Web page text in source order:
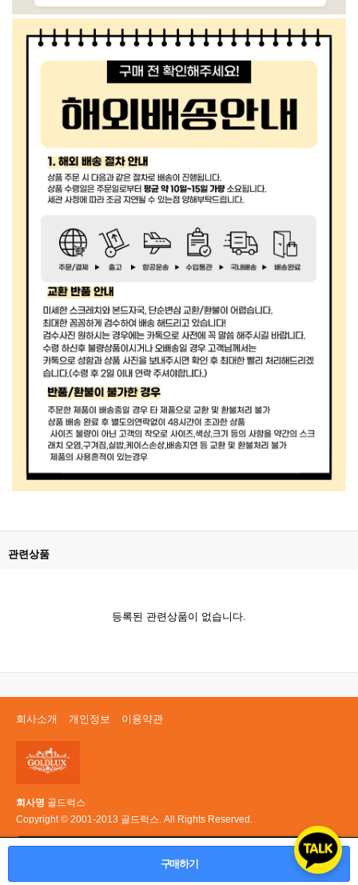
구매하기
관련상품
등록된 관련상품이 없습니다.
회사소개 개인정보 이용약관
회사명 골드럭스
Copyright © 2001-2013 골드럭스. All Rights Reserved.
PC 버전